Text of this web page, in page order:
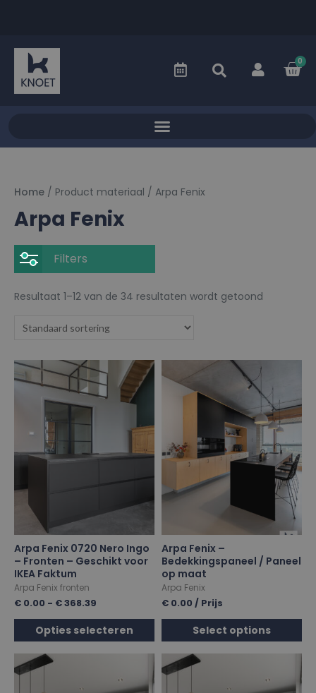
0
Home / Product materiaal / Arpa Fenix
Arpa Fenix
Filters
Resultaat 1–12 van de 34 resultaten wordt getoond
Arpa Fenix 0720 Nero Ingo
– Fronten – Geschikt voor
IKEA Faktum
Arpa Fenix fronten
€ 0.00 - €368.39
Opties selecteren
Arpa Fenix –
Bedekkingspaneel / Paneel
op maat
Arpa Fenix
€ 0.00 / Prijs
Select options